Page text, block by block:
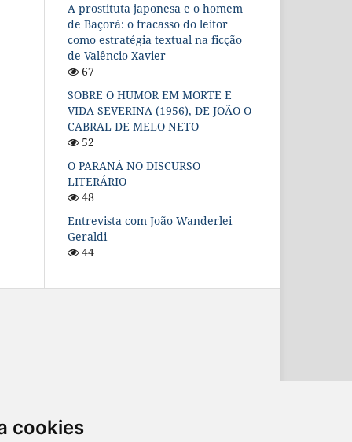
cookies
A prostituta japonesa e o homem
de Baçorá: o fracasso do leitor
como estratégia textual na ficção
de Valêncio Xavier
67
SOBRE O HUMOR EM MORTE E
VIDA SEVERINA (1956), DE JOÃO O
CABRAL DE MELO NETO
52
O PARANÁ NO DISCURSO
LITERÁRIO
48
Entrevista com João Wanderlei
Geraldi
44